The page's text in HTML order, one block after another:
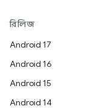
রিলিজ
Android 17
Android 16
Android 15
Android 14